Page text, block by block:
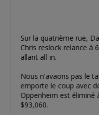
Sur la quatrième rue,
Chris reslock relance à
allant all-in.
Nous n'avaons pas le
emporte le coup avec
Oppenheim est éliminé
$93,060.